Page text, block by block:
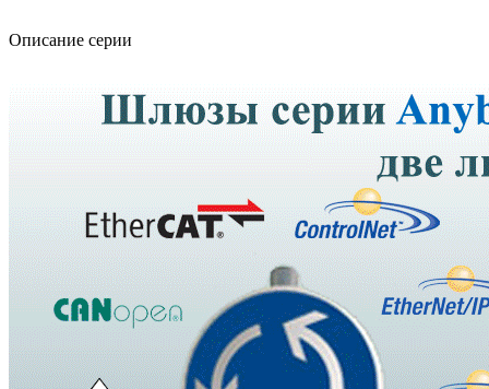
Описание серии